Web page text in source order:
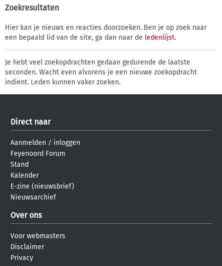
Zoekresultaten
Hier kan je nieuws en reacties doorzoeken. Ben je op zoek naar
een bepaald lid van de site, ga dan naar de ledenlijst.
Je hebt veel zoekopdrachten gedaan gedurende de laatste
seconden. Wacht even alvorens je een nieuwe zoekopdracht
indient. Leden kunnen vaker zoeken.
Direct naar
Aanmelden / inloggen
Feyenoord Forum
Stand
Kalender
E-zine (nieuwsbrief)
Nieuwsarchief
Over ons
Voor webmasters
Disclaimer
Privacy